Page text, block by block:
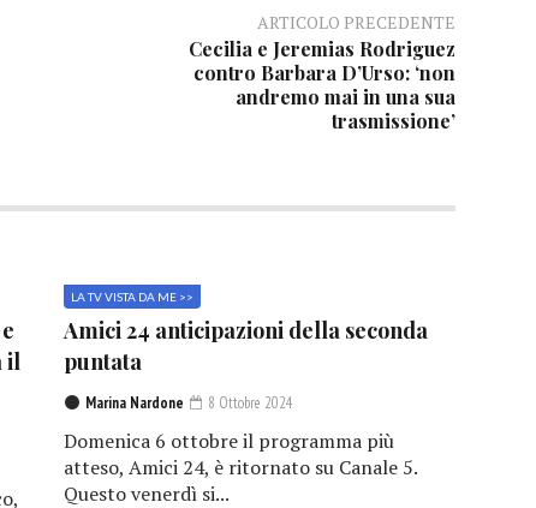
ARTICOLO PRECEDENTE
Cecilia e Jeremias Rodriguez
contro Barbara D’Urso: ‘non
andremo mai in una sua
trasmissione’
il
LA TV VISTA DA ME >>
Amici 24 anticipazioni della seconda
puntata
Marina Nardone 8 Ottobre 2024
Domenica 6 ottobre il programma più
atteso, Amici 24, è ritornato su Canale 5.
Questo venerdì si...